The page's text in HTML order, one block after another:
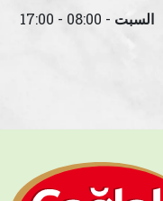
السبت - 08:00 - 17:00